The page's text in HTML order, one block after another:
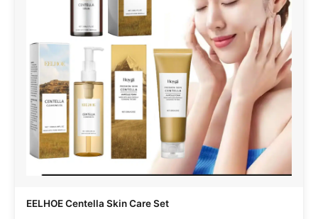
EELHOE Centella Skin Care Set